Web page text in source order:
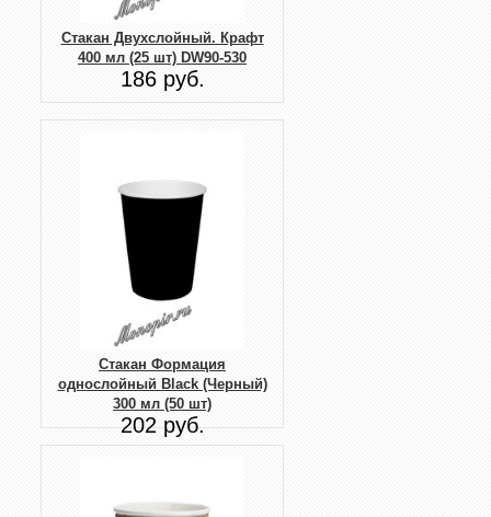
Стакан Двухслойный. Крафт
400 мл (25 шт) DW90-530
186 руб.
Стакан Формация
однослойный Black (Черный)
300 мл (50 шт)
202 руб.